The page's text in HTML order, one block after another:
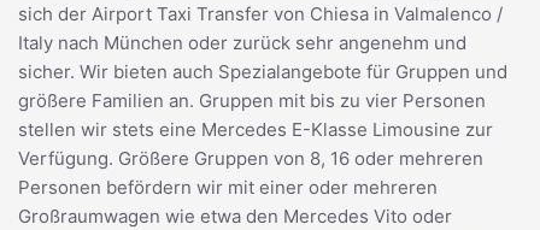
sich der Airport Taxi Transfer von Chiesa in Valmalenco /
Italy nach München oder zurück sehr angenehm und
sicher. Wir bieten auch Spezialangebote für Gruppen und
größere Familien an. Gruppen mit bis zu vier Personen
stellen wir stets eine Mercedes E-Klasse Limousine zur
Verfügung. Größere Gruppen von 8, 16 oder mehreren
Personen befördern wir mit einer oder mehreren
Großraumwagen wie etwa den Mercedes Vito oder